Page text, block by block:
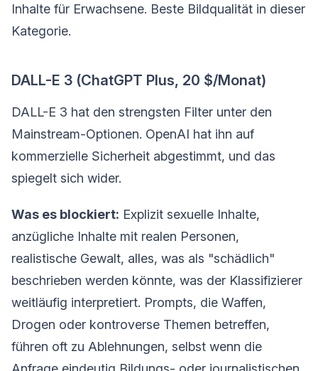
Inhalte für Erwachsene. Beste Bildqualität in dieser
Kategorie.
DALL-E 3 (ChatGPT Plus, 20 $/Monat)
DALL-E 3 hat den strengsten Filter unter den
Mainstream-Optionen. OpenAI hat ihn auf
kommerzielle Sicherheit abgestimmt, und das
spiegelt sich wider.
Was es blockiert: Explizit sexuelle Inhalte,
anzügliche Inhalte mit realen Personen,
realistische Gewalt, alles, was als "schädlich"
beschrieben werden könnte, was der Klassifizierer
weitläufig interpretiert. Prompts, die Waffen,
Drogen oder kontroverse Themen betreffen,
führen oft zu Ablehnungen, selbst wenn die